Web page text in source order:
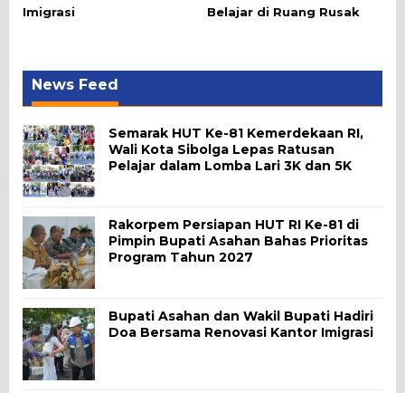
Imigrasi
Belajar di Ruang Rusak
News Feed
Semarak HUT Ke-81 Kemerdekaan RI,
Wali Kota Sibolga Lepas Ratusan
Pelajar dalam Lomba Lari 3K dan 5K
Rakorpem Persiapan HUT RI Ke-81 di
Pimpin Bupati Asahan Bahas Prioritas
Program Tahun 2027
Bupati Asahan dan Wakil Bupati Hadiri
Doa Bersama Renovasi Kantor Imigrasi